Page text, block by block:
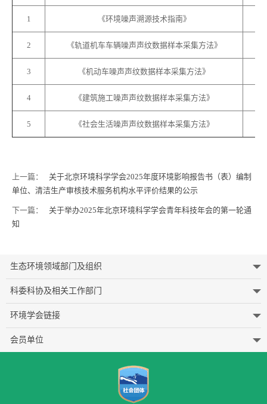
1 《环境噪声溯源技术指南》
2 《轨道机车车辆噪声声纹数据样本采集方法》
3 《机动车噪声声纹数据样本采集方法》
4 《建筑施工噪声声纹数据样本采集方法》
5 《社会生活噪声声纹数据样本采集方法》
上一篇：
关于北京环境科学学会2025年度环境影响报告书（表）编制
单位、清洁生产审核技术服务机构水平评价结果的公示
下一篇：
关于举办2025年北京环境科学学会青年科技年会的第一轮通
知
生态环境领域部门及组织
科委科协及相关工作部门
环境学会链接
会员单位